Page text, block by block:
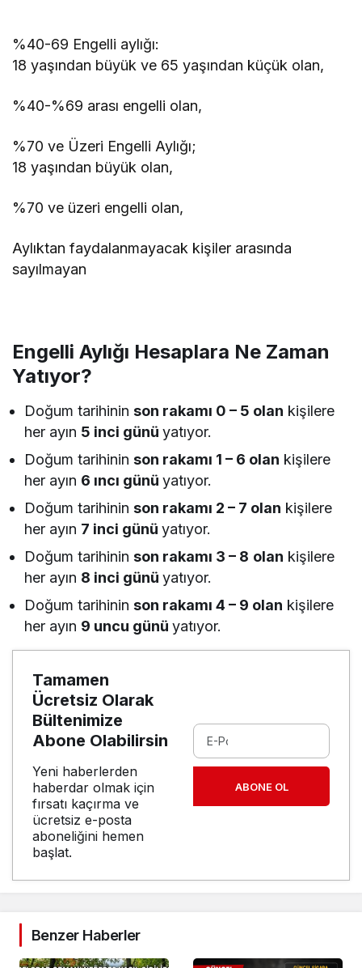
%40-69 Engelli aylığı:
18 yaşından büyük ve 65 yaşından küçük olan,
%40-%69 arası engelli olan,
%70 ve Üzeri Engelli Aylığı;
18 yaşından büyük olan,
%70 ve üzeri engelli olan,
Aylıktan faydalanmayacak kişiler arasında
sayılmayan
Engelli Aylığı Hesaplara Ne Zaman
Yatıyor?
Doğum tarihininson rakamı 0 – 5 olan kişilere
her ayın 5 inci günüyatıyor.
Doğum tarihininson rakamı 1 – 6 olan kişilere
her ayın 6 ıncı günüyatıyor.
Doğum tarihininson rakamı 2 – 7 olan kişilere
her ayın 7 inci günüyatıyor.
Doğum tarihininson rakamı 3 – 8 olan kişilere
her ayın 8 inci günüyatıyor.
Doğum tarihininson rakamı 4 – 9 olan kişilere
her ayın 9 uncu günüyatıyor.
Tamamen
Ücretsiz Olarak
Bültenimize
Abone Olabilirsin
Yeni haberlerden
haberdar olmak için
fırsatı kaçırma ve
ücretsiz e-posta
aboneliğini hemen
başlat.
ABONE OL
Benzer Haberler